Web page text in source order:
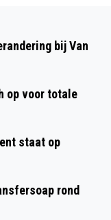
bij Van
op voor totale
staat op
rond